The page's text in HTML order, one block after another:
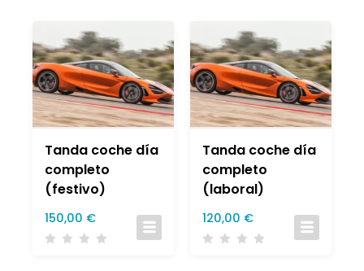
Tanda coche día
completo
(festivo)
150,00 €
Tanda coche día
completo
(laboral)
120,00 €